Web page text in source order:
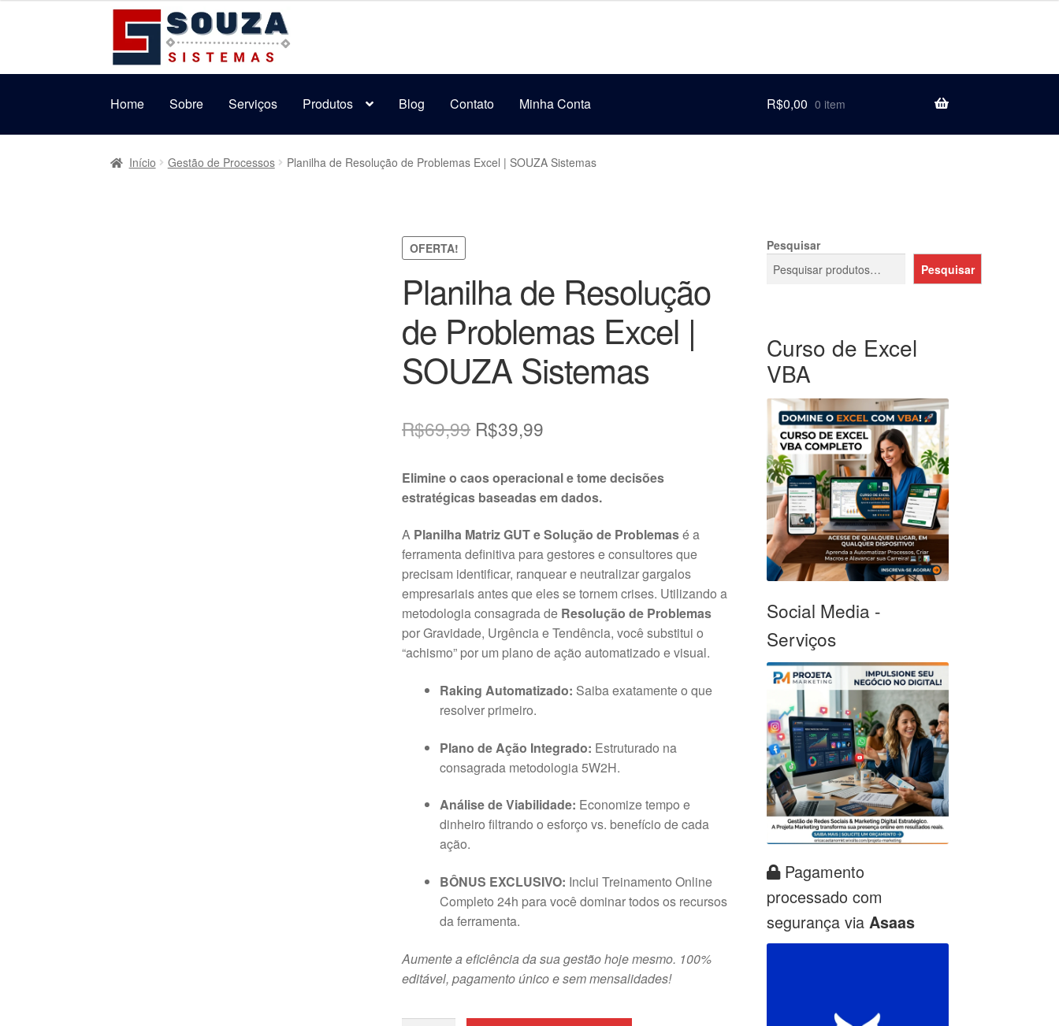
Pular
para
navegação
Pular
para
o
conteúdo
Home
Sobre Serviços Produtos Blog Contato Minha Conta R$0,00 0 item
Início Gestão de Processos Planilha de Resolução de Problemas Excel | SOUZA Sistemas
OFERTA!
Planilha de Resolução
de Problemas Excel |
SOUZA Sistemas
R$69,99 O
original
R$69,99.
R$39,99
atual
R$39,99.
Elimine o caos operacional e tome decisões
estratégicas baseadas em dados.
A Planilha Matriz GUT e Solução de Problemasé a
ferramenta definitiva para gestores e consultores que
precisam identificar, ranquear e neutralizar gargalos
empresariais antes que eles se tornem crises. Utilizando a
metodologia consagrada de Resolução de Problemas
por Gravidade, Urgência e Tendência, você substitui o
“achismo” por um plano de ação automatizado e visual.
Raking Automatizado: Saiba exatamente o que
resolver primeiro.
Plano de Ação Integrado: Estruturado na
consagrada metodologia 5W2H.
Análise de Viabilidade: Economize tempo e
dinheiro filtrando o esforço vs. benefício de cada
ação.
BÔNUS EXCLUSIVO: Inclui Treinamento Online
Completo 24h para você dominar todos os recursos
da ferramenta.
Aumente a eficiência da sua gestão hoje mesmo. 100%
editável, pagamento único e sem mensalidades!
Pesquisar
Pesquisar
Curso de Excel
VBA
Social Media -
Serviços
Pagamento
processado com
segurança via Asaas
original
era:
R$69,99.
atual
é:
R$39,99.